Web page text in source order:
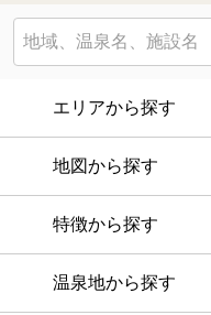
エリアから探す
地図から探す
特徴から探す
温泉地から探す